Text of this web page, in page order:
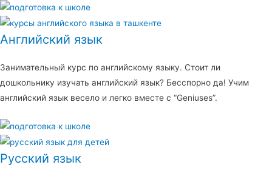
Английский язык
Занимательный курс по английскому языку. Стоит ли
дошкольнику изучать английский язык? Бесспорно да! Учим
английский язык весело и легко вместе с “Geniuses”.
Русский язык